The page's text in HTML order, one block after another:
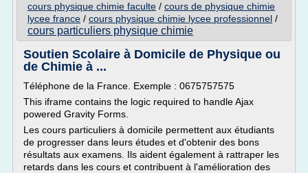
cours physique chimie faculte / cours de physique chimie
lycee france / cours physique chimie lycee professionnel /
cours particuliers physique chimie
Soutien Scolaire à Domicile de Physique ou
de Chimie à ...
Téléphone de la France. Exemple : 0675757575
This iframe contains the logic required to handle Ajax
powered Gravity Forms.
Les cours particuliers à domicile permettent aux étudiants
de progresser dans leurs études et d'obtenir des bons
résultats aux examens. Ils aident également à rattraper les
retards dans les cours et contribuent à l'amélioration des